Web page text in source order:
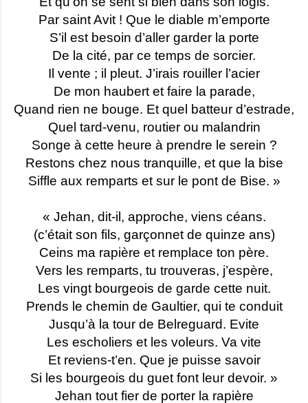
Par saint Avit ! Que le diable m’emporte
S’il est besoin d’aller garder la porte
De la cité, par ce temps de sorcier.
Il vente ; il pleut. J’irais rouiller l’acier
De mon haubert et faire la parade,
Quand rien ne bouge. Et quel batteur d’estrade,
Quel tard-venu, routier ou malandrin
Songe à cette heure à prendre le serein ?
Restons chez nous tranquille, et que la bise
Siffle aux remparts et sur le pont de Bise. »
« Jehan, dit-il, approche, viens céans.
(c’était son fils, garçonnet de quinze ans)
Ceins ma rapière et remplace ton père.
Vers les remparts, tu trouveras, j’espère,
Les vingt bourgeois de garde cette nuit.
Prends le chemin de Gaultier, qui te conduit
Jusqu’à la tour de Belreguard. Evite
Les escholiers et les voleurs. Va vite
Et reviens-t’en. Que je puisse savoir
Si les bourgeois du guet font leur devoir. »
Jehan tout fier de porter la rapière